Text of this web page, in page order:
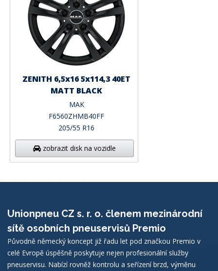
ZENITH 6,5x16 5x114,3 40ET
MATT BLACK
MAK
F6560ZHMB40FF
205/55 R16
zobrazit disk na vozidle
Unionpneu CZ s. r. o. členem mezinárodní
sítě osobních pneuservisů Premio
Původně německý koncept již řadu let pod značkou Premio v
celé Evropě úspěšně poskytuje nejen profesionální služby
pneuservisu. Nabízí rovněž kontrolu a seřízení brzd, výměnu